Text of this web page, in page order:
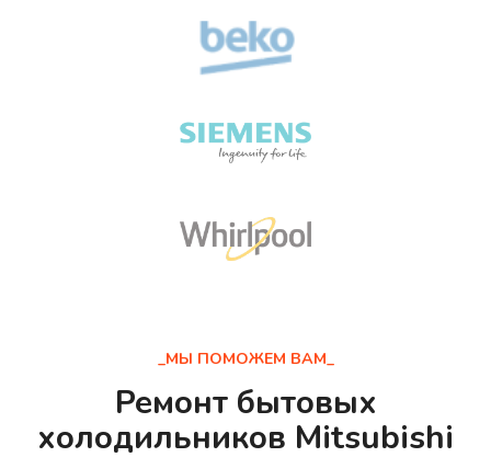
_МЫ ПОМОЖЕМ ВАМ_
Ремонт бытовых
холодильников Mitsubishi